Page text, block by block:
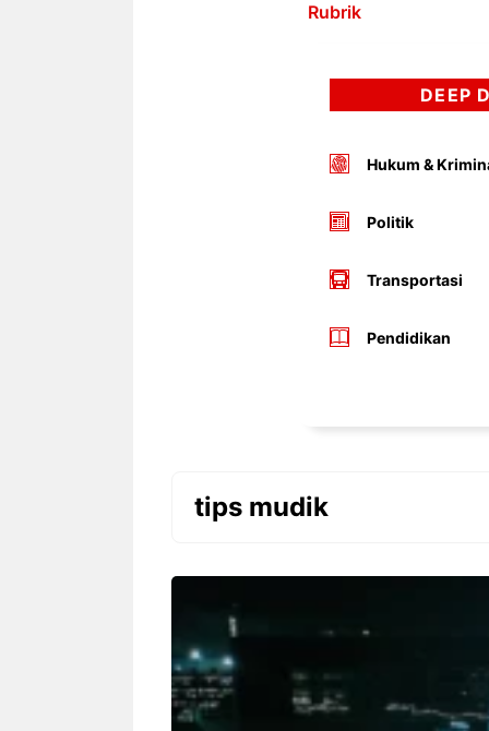
Rubrik
DEEP
Hukum &
Politik
Transportasi
Pendidikan
tips mudik